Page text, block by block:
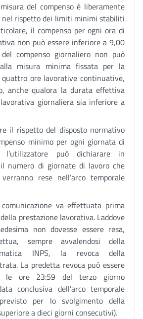
del compenso è liberamente
rispetto dei limiti minimi stabiliti
il compenso per ogni ora di
non può essere inferiore a 9,00
compenso giornaliero non può
misura minima fissata per la
ore lavorative continuative,
anche qualora la durata effettiva
giornaliera sia inferiore a
il rispetto del disposto normativo
minimo per ogni giornata di
l’utilizzatore può dichiarare in
numero di giornate di lavoro che
rese nell’arco temporale
va effettuata prima
prestazione lavorativa. Laddove
non dovesse essere resa,
sempre avvalendosi della
INPS, la revoca della
La predetta revoca può essere
le ore 23:59 del terzo giorno
conclusiva dell’arco temporale
per lo svolgimento della
a dieci giorni consecutivi).